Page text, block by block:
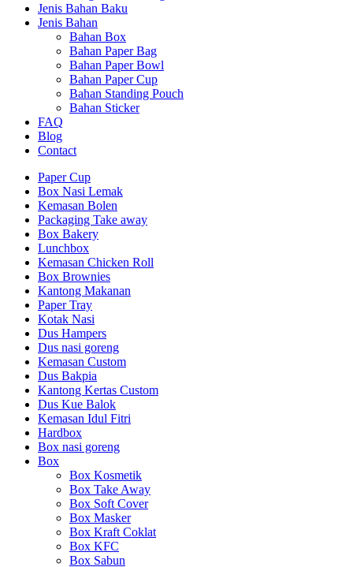
Jenis Bahan Baku
Jenis Bahan
Bahan Box
Bahan Paper Bag
Bahan Paper Bowl
Bahan Paper Cup
Bahan Standing Pouch
Bahan Sticker
FAQ
Blog
Contact
Paper Cup
Box Nasi Lemak
Kemasan Bolen
Packaging Take away
Box Bakery
Lunchbox
Kemasan Chicken Roll
Box Brownies
Kantong Makanan
Paper Tray
Kotak Nasi
Dus Hampers
Dus nasi goreng
Kemasan Custom
Dus Bakpia
Kantong Kertas Custom
Dus Kue Balok
Kemasan Idul Fitri
Hardbox
Box nasi goreng
Box
Box Kosmetik
Box Take Away
Box Soft Cover
Box Masker
Box Kraft Coklat
Box KFC
Box Sabun